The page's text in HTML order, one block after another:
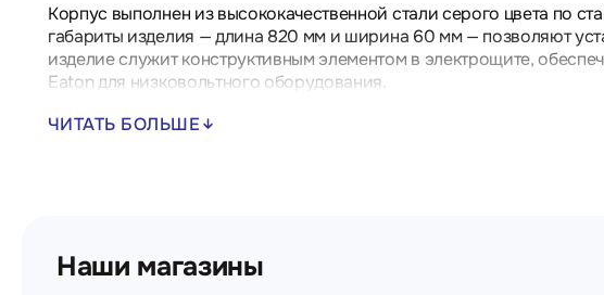
Корпус выполнен из высококачественной стали серого цвета по
габариты изделия — длина 820 мм и ширина 60 мм — позволяют
изделие служит конструктивным элементом в электрощите,
Eaton для низковольтного оборудования.
- Материал: Сталь
ЧИТАТЬ БОЛЬШЕ
Наши магазины